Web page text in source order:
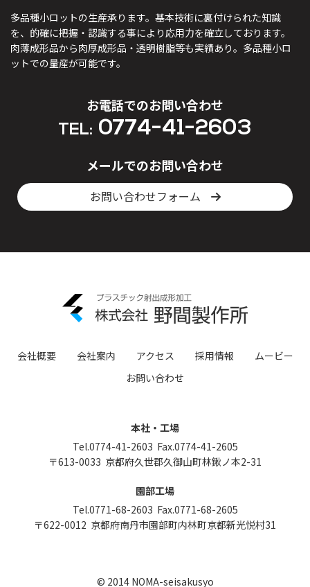
多品種小ロットの生産承ります。 基本技術に裏付けられた知識
を、的確に把握・認識する事により 応用力を確立しております。
肉薄成形品から肉厚成形品・透明樹脂等も実績あり。 多品種小ロ
ットでの量産が可能です。
お電話でのお問い合わせ
TEL: 0774-41-2603
メールでのお問い合わせ
お問い合わせフォーム
会社概要 会社案内 アクセス 採用情報
ムービー
お問い合わせ
本社・工場
Tel.0774-41-2603 Fax.0774-41-2605
〒613-0033 京都府久世郡久御山町林鍬ノ本2-31
園部工場
Tel.0771-68-2603 Fax.0771-68-2605
〒622-0012 京都府南丹市園部町内林町京都新光悦村31
© 2014 NOMA-seisakusyo